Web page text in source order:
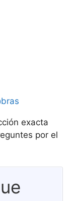
exacta
por el